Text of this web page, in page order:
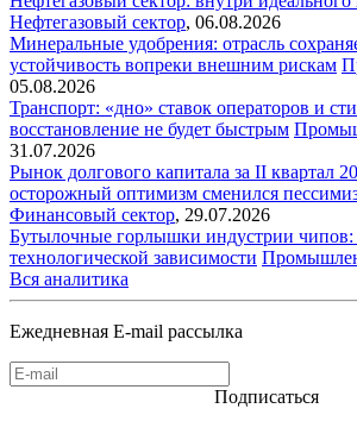
Нефтегазовый сектор, 06.08.2026
Минеральные удобрения: отрасль
устойчивость вопреки внешним рискам
05.08.2026
Транспорт: «дно» ставок операторов и
восстановление не будет быстрым
31.07.2026
Рынок долгового капитала за II квартал
осторожный оптимизм сменился
Финансовый сектор, 29.07.2026
Бутылочные горлышки индустрии чипов:
технологической зависимости
Вся аналитика
Ежедневная E-mail рассылка
Подписаться